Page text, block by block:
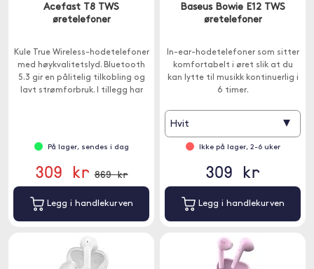
Acefast T8 TWS
øretelefoner
Kule True Wireless-hodetelefoner
med høykvalitetslyd. Bluetooth
5.3 gir en pålitelig tilkobling og
lavt strømforbruk. I tillegg har
På lager, sendes i dag
309 kr 869 kr
Legg i handlekurven
Baseus Bowie E12 TWS
øretelefoner
In-ear-hodetelefoner som sitter
komfortabelt i øret slik at du
kan lytte til musikk kontinuerlig i
6 timer.
Hvit ▾
Ikke på lager, 2-6 uker
309 kr
Legg i handlekurven